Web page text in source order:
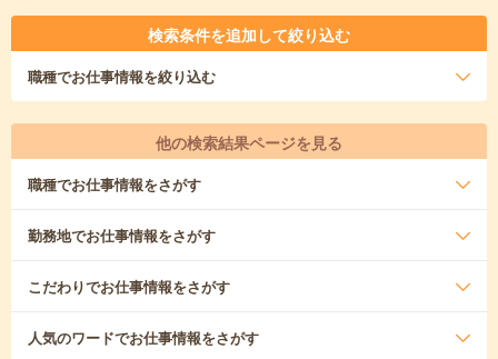
検索条件を追加して絞り込む
職種でお仕事情報を絞り込む
他の検索結果ページを見る
職種でお仕事情報をさがす
勤務地でお仕事情報をさがす
こだわりでお仕事情報をさがす
人気のワードでお仕事情報をさがす